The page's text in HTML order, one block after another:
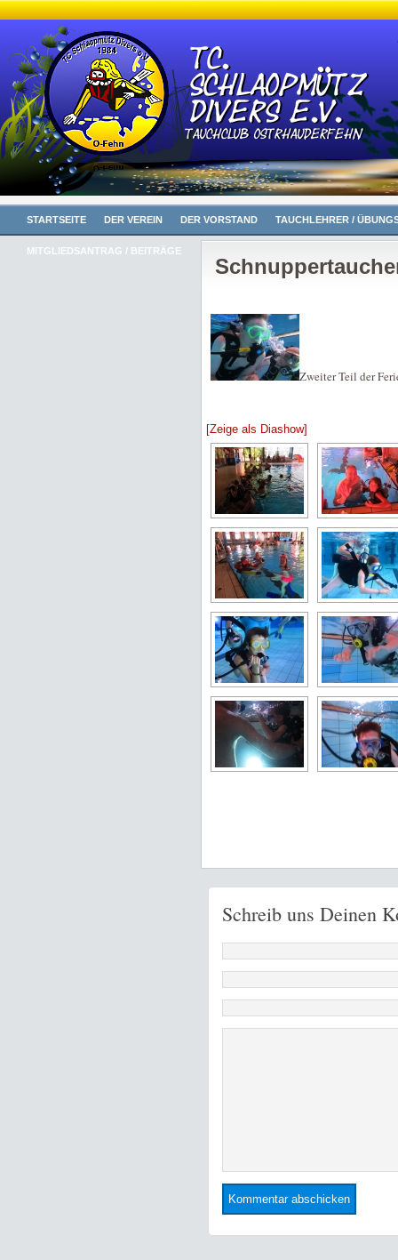
STARTSEITE DER VEREIN DER VORSTAND TAUCHLEHRER /
MITGLIEDSANTRAG / BEITRÄGE
Zweiter Teil der
[Zeige als Diashow]
Schreib uns Deinen